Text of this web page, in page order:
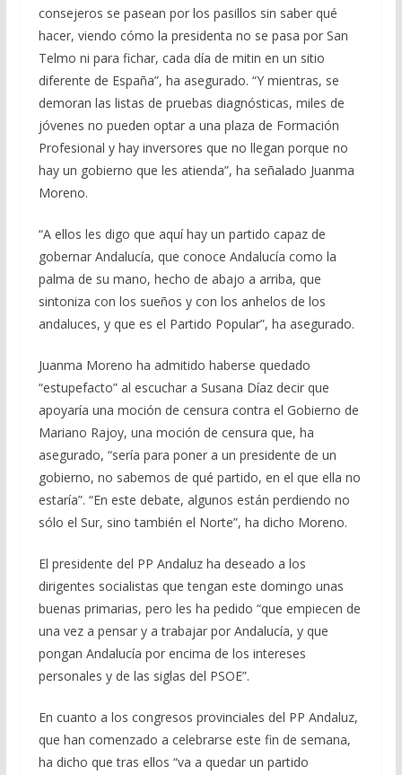
consejeros se pasean por los pasillos sin saber qué
hacer, viendo cómo la presidenta no se pasa por San
Telmo ni para fichar, cada día de mitin en un sitio
diferente de España”, ha asegurado. “Y mientras, se
demoran las listas de pruebas diagnósticas, miles de
jóvenes no pueden optar a una plaza de Formación
Profesional y hay inversores que no llegan porque no
hay un gobierno que les atienda”, ha señalado Juanma
Moreno.
“A ellos les digo que aquí hay un partido capaz de
gobernar Andalucía, que conoce Andalucía como la
palma de su mano, hecho de abajo a arriba, que
sintoniza con los sueños y con los anhelos de los
andaluces, y que es el Partido Popular”, ha asegurado.
Juanma Moreno ha admitido haberse quedado
“estupefacto” al escuchar a Susana Díaz decir que
apoyaría una moción de censura contra el Gobierno de
Mariano Rajoy, una moción de censura que, ha
asegurado, “sería para poner a un presidente de un
gobierno, no sabemos de qué partido, en el que ella no
estaría”. “En este debate, algunos están perdiendo no
sólo el Sur, sino también el Norte”, ha dicho Moreno.
El presidente del PP Andaluz ha deseado a los
dirigentes socialistas que tengan este domingo unas
buenas primarias, pero les ha pedido “que empiecen de
una vez a pensar y a trabajar por Andalucía, y que
pongan Andalucía por encima de los intereses
personales y de las siglas del PSOE”.
En cuanto a los congresos provinciales del PP Andaluz,
que han comenzado a celebrarse este fin de semana,
ha dicho que tras ellos “va a quedar un partido